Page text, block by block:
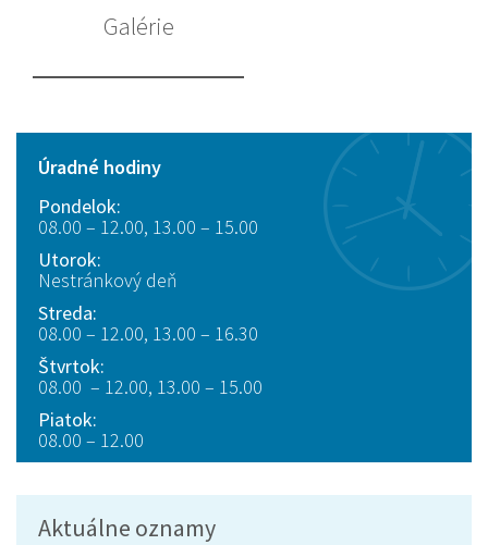
Galérie
Úradné hodiny
Pondelok:
08.00 – 12.00, 13.00 – 15.00
Utorok:
Nestránkový deň
Streda:
08.00 – 12.00, 13.00 – 16.30
Štvrtok:
08.00 – 12.00, 13.00 – 15.00
Piatok:
08.00 – 12.00
Aktuálne oznamy